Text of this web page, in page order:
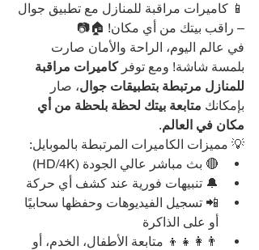
📱 كاميرات مراقبة للمنازل مع تطبيق جوال
– راقب بيتك من أي مكان! 🏠📷
في عالم اليوم، الراحة والأمان صارت
بلمسة شاشة! ومع توفر كاميرات مراقبة
للمنازل مرتبطة بتطبيقات جوال، صار
بإمكانك متابعة بيتك لحظة بلحظة من أي
مكان في العالم.
💡 مميزات الكاميرات المرتبطة بالموبايل:
🔴 بث مباشر عالي الجودة (HD/4K)
🔔 تنبيهات فورية عند كشف أي حركة
📲 تسجيل الفيديوهات وحفظها سحابيًا
أو على الذاكرة
👨‍👩‍👧‍👦 متابعة الأطفال، الخدم، أو